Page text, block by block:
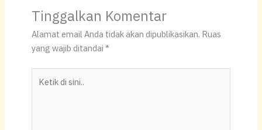
at
s
A
p
p
c
e
b
o
o
p
y
Li
n
ar
e
Tinggalkan Komentar
Alamat email Anda tidak akan dipublikasikan. Ruas
yang wajib ditandai *